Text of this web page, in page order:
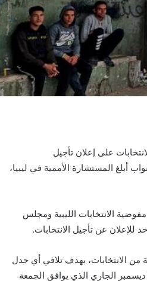
على إعلان تأجيل
مجلس النواب أبلغ المستشارة الأممية في ليبيا،
الانتخابات الليبية ومجلس
للإعلان عن تأجيل الانتخابات.
الانتخابات، بهدف تلافي أي جدل
أو تصعيد قد يحدث إذا لم يتم الاتفاق على مواعيد جديدة للانتخابات الرئاسية قبل يوم 24 ديسمبر الجاري الذي يوافق الجمعة